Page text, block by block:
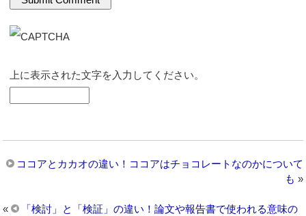
上に表示された文字を入力してください。
ココアとカカオの違い！ココアはチョコレートなのかについて
も »
«
「検討」と「検証」の違い！論文や報告書で使われる意味の